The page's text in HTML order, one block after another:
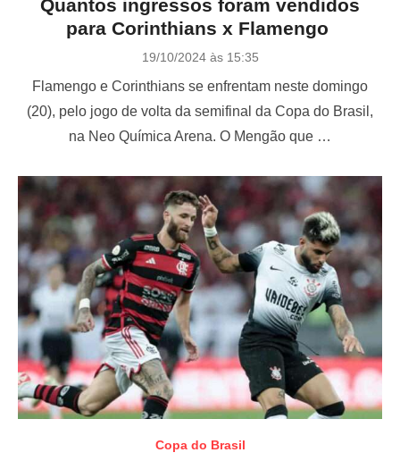
Quantos ingressos foram vendidos
para Corinthians x Flamengo
P
s
e
d
19/10/2024 às 15:35
Flamengo e Corinthians se enfrentam neste domingo
(20), pelo jogo de volta da semifinal da Copa do Brasil,
na Neo Química Arena. O Mengão que …
Copa do Brasil